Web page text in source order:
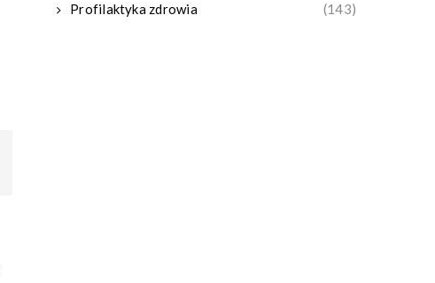
Profilaktyka zdrowia (143)